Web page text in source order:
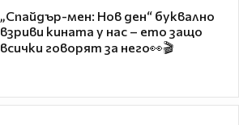
„Спайдър-мен: Нов ден“ буквално
взриви кината у нас – ето защо
всички говорят за него👀🎬